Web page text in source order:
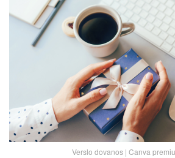
Verslo dovanos | Canva